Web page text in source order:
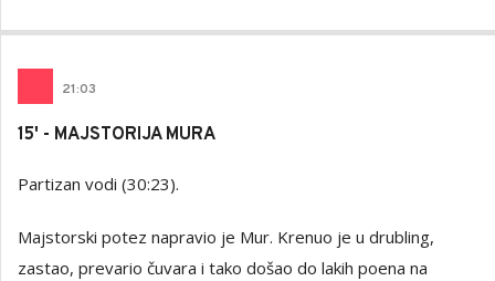
21:03
15' - MAJSTORIJA MURA
Partizan vodi (30:23).
Majstorski potez napravio je Mur. Krenuo je u drubling,
zastao, prevario čuvara i tako došao do lakih poena na